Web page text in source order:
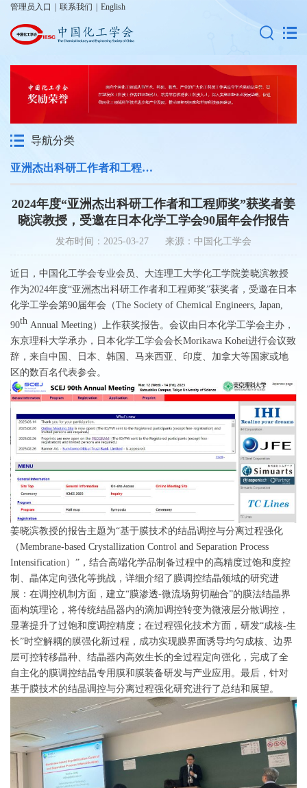
管理员入口 联系我们 English
导航分类
亚洲杰出科研工作者和工程师奖
2024年度“亚洲杰出科研工作者和工程师奖”获奖者姜
晓滨教授，受邀在日本化学工学会90届年会作报告
发布时间：2025-03-27 来源：中国化工学会
近日，中国化工学会专业会员、大连理工大学化工学院姜晓滨教授
作为2024年度“亚洲杰出科研工作者和工程师奖”获奖者，受邀在日本
化学工学会第90届年会（The Society of Chemical Engineers, Japan,
90th Annual Meeting）上作获奖报告。会议由日本化学工学会主办，
东京理科大学承办，日本化学工学会会长Morikawa Kohei进行会议致
辞，来自中国、日本、韩国、马来西亚、印度、加拿大等国家或地
区的数百名代表参会。
姜晓滨教授的报告主题为“基于膜技术的结晶调控与分离过程强化
（Membrane-based Crystallization Control and Separation Process
Intensification）”，结合高端化学品制备过程中的高精度过饱和度控
制、晶体定向强化等挑战，详细介绍了膜调控结晶领域的研究进
展：在调控机制方面，建立“膜渗透-微流场剪切融合”的膜法结晶界
面构筑理论，将传统结晶器内的滴加调控转变为微液层分散调控，
显著提升了过饱和度调控精度；在过程强化技术方面，研发“成核-生
长”时空解耦的膜强化新过程，成功实现膜界面诱导均匀成核、边界
层可控转移晶种、结晶器内高效生长的全过程定向强化，完成了全
自主化的膜调控结晶专用膜和膜装备研发与产业应用。最后，针对
基于膜技术的结晶调控与分离过程强化研究进行了总结和展望。